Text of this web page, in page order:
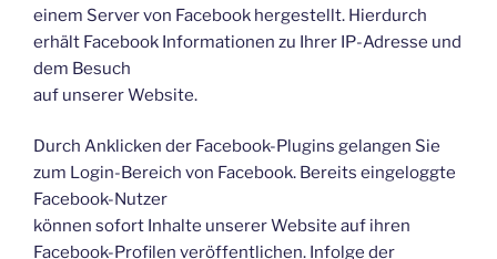
einem Server von Facebook hergestellt. Hierdurch
erhält Facebook Informationen zu Ihrer IP-Adresse und
dem Besuch
auf unserer Website.
Durch Anklicken der Facebook-Plugins gelangen Sie
zum Login-Bereich von Facebook. Bereits eingeloggte
Facebook-Nutzer
können sofort Inhalte unserer Website auf ihren
Facebook-Profilen veröffentlichen. Infolge der